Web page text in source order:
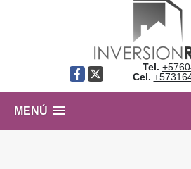
Facebook
X
Tel.
Cel.
MENÚ